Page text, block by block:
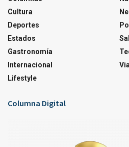
Cultura
Deportes
Estados
Gastronomía
Internacional
Lifestyle
Columna Digital